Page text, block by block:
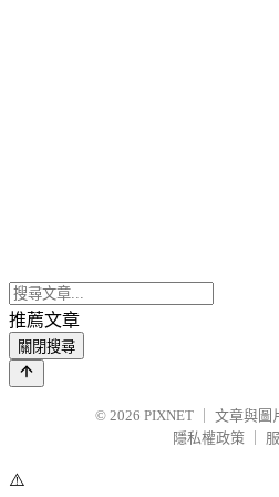
推薦文章
關閉搜尋
© 2026 PIXNET
文章與圖
隱私權政策
⚠️